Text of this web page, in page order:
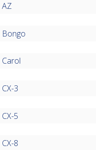
AZ
Bongo
Carol
CX-3
CX-5
CX-8